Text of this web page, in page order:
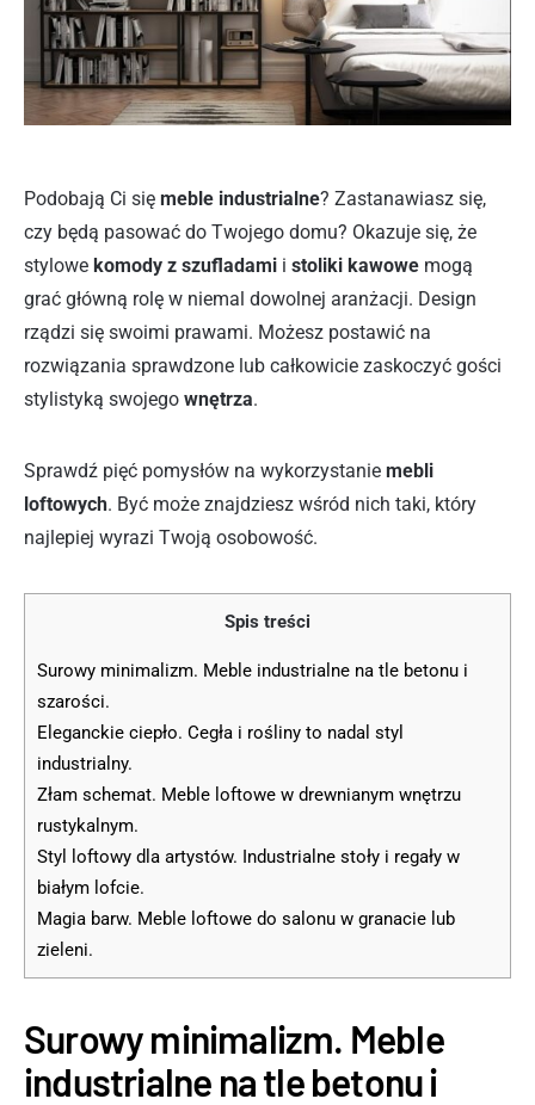
Podobają Ci się meble industrialne? Zastanawiasz się,
czy będą pasować do Twojego domu? Okazuje się, że
stylowe komody z szufladami i stoliki kawowe mogą
grać główną rolę w niemal dowolnej aranżacji. Design
rządzi się swoimi prawami. Możesz postawić na
rozwiązania sprawdzone lub całkowicie zaskoczyć gości
stylistyką swojego wnętrza.
Sprawdź pięć pomysłów na wykorzystanie mebli
loftowych. Być może znajdziesz wśród nich taki, który
najlepiej wyrazi Twoją osobowość.
Spis treści
Surowy minimalizm. Meble industrialne na tle betonu i
szarości.
Eleganckie ciepło. Cegła i rośliny to nadal styl
industrialny.
Złam schemat. Meble loftowe w drewnianym wnętrzu
rustykalnym.
Styl loftowy dla artystów. Industrialne stoły i regały w
białym lofcie.
Magia barw. Meble loftowe do salonu w granacie lub
zieleni.
Surowy minimalizm. Meble
industrialne na tle betonu i